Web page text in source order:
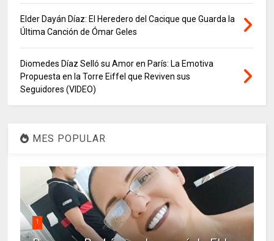
Elder Dayán Díaz: El Heredero del Cacique que Guarda la
Última Canción de Ómar Geles
Diomedes Díaz Selló su Amor en París: La Emotiva
Propuesta en la Torre Eiffel que Reviven sus
Seguidores (VIDEO)
MES POPULAR
1